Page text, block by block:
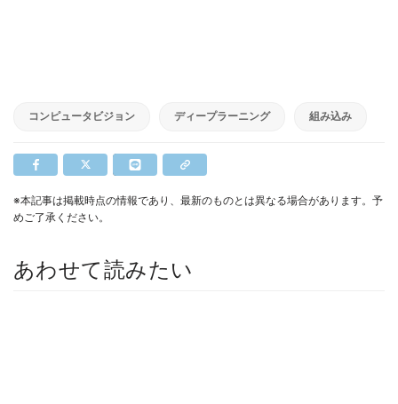
コンピュータビジョン ディープラーニング 組み込み
※本記事は掲載時点の情報であり、最新のものとは異なる場合があります。予
めご了承ください。
あわせて読みたい